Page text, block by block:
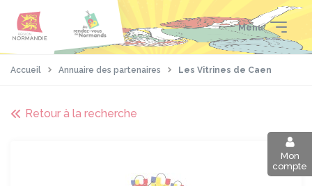
contenu
pied
Menu
Mon
compte
Accueil Annuaire des partenaires Les Vitrines de Caen
Retour à la recherche
Panneau de gestion des cookies